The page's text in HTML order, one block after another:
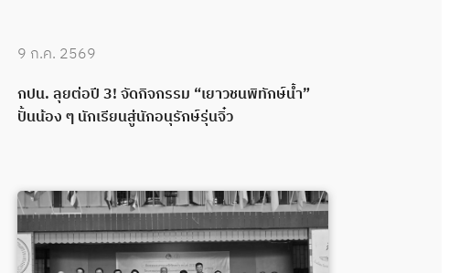
9 ก.ค. 2569
กปน. ลุยต่อปี 3! จัดกิจกรรม “เยาวชนพิทักษ์น้ำ”
ปั้นน้อง ๆ นักเรียนสู่นักอนุรักษ์รุ่นจิ๋ว